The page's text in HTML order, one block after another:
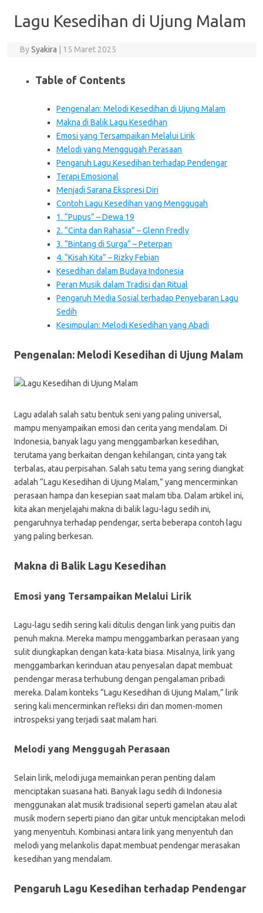
Lagu Kesedihan di Ujung Malam
BySyakira 15 Maret 2025
Table of Contents
Pengenalan: Melodi Kesedihan di Ujung Malam
Makna di Balik Lagu Kesedihan
Emosi yang Tersampaikan Melalui Lirik
Melodi yang Menggugah Perasaan
Pengaruh Lagu Kesedihan terhadap Pendengar
Terapi Emosional
Menjadi Sarana Ekspresi Diri
Contoh Lagu Kesedihan yang Menggugah
1. “Pupus” – Dewa 19
2. “Cinta dan Rahasia” – Glenn Fredly
3. “Bintang di Surga” – Peterpan
4. “Kisah Kita” – Rizky Febian
Kesedihan dalam Budaya Indonesia
Peran Musik dalam Tradisi dan Ritual
Pengaruh Media Sosial terhadap Penyebaran Lagu
Sedih
Kesimpulan: Melodi Kesedihan yang Abadi
Pengenalan: Melodi Kesedihan di Ujung Malam
Lagu adalah salah satu bentuk seni yang paling universal,
mampu menyampaikan emosi dan cerita yang mendalam. Di
Indonesia, banyak lagu yang menggambarkan kesedihan,
terutama yang berkaitan dengan kehilangan, cinta yang tak
terbalas, atau perpisahan. Salah satu tema yang sering diangkat
adalah “Lagu Kesedihan di Ujung Malam,” yang mencerminkan
perasaan hampa dan kesepian saat malam tiba. Dalam artikel ini,
kita akan menjelajahi makna di balik lagu-lagu sedih ini,
pengaruhnya terhadap pendengar, serta beberapa contoh lagu
yang paling berkesan.
Makna di Balik Lagu Kesedihan
Emosi yang Tersampaikan Melalui Lirik
Lagu-lagu sedih sering kali ditulis dengan lirik yang puitis dan
penuh makna. Mereka mampu menggambarkan perasaan yang
sulit diungkapkan dengan kata-kata biasa. Misalnya, lirik yang
menggambarkan kerinduan atau penyesalan dapat membuat
pendengar merasa terhubung dengan pengalaman pribadi
mereka. Dalam konteks “Lagu Kesedihan di Ujung Malam,” lirik
sering kali mencerminkan refleksi diri dan momen-momen
introspeksi yang terjadi saat malam hari.
Melodi yang Menggugah Perasaan
Selain lirik, melodi juga memainkan peran penting dalam
menciptakan suasana hati. Banyak lagu sedih di Indonesia
menggunakan alat musik tradisional seperti gamelan atau alat
musik modern seperti piano dan gitar untuk menciptakan melodi
yang menyentuh. Kombinasi antara lirik yang menyentuh dan
melodi yang melankolis dapat membuat pendengar merasakan
kesedihan yang mendalam.
Pengaruh Lagu Kesedihan terhadap Pendengar